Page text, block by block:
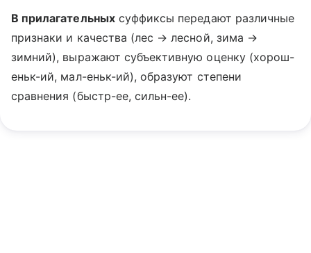
В прилагательныхсуффиксы передают различные
признаки и качества (лес → лесной, зима →
зимний), выражают субъективную оценку (хорош-
еньк-ий, мал-еньк-ий), образуют степени
сравнения (быстр-ее, сильн-ее).